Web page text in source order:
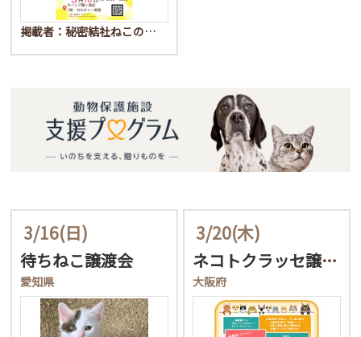
掲載者：秘密結社ねこの…
3/16(日)
待ちねこ譲渡会
愛知県
3/20(木)
ネコトクラッセ譲渡会
大阪府